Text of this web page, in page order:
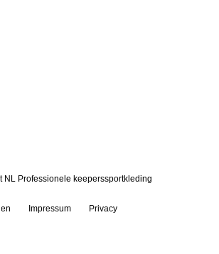
NL Professionele keeperssportkleding
Impressum Privacy